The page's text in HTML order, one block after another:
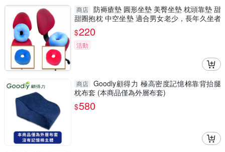
商店 防褥瘡墊 圓形坐墊 美臀坐墊 枕頭靠墊 甜
甜圈抱枕 中空坐墊 適合男女老少，長年久坐者
使用
$220
活動
商店 Goodly顧得力 極高密度記憶棉靠背抬腿
枕布套 (本商品僅為外層布套)
$580